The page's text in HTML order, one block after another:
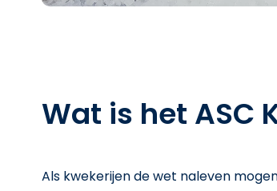
Wat is het ASC
Als kwekerijen de wet naleven